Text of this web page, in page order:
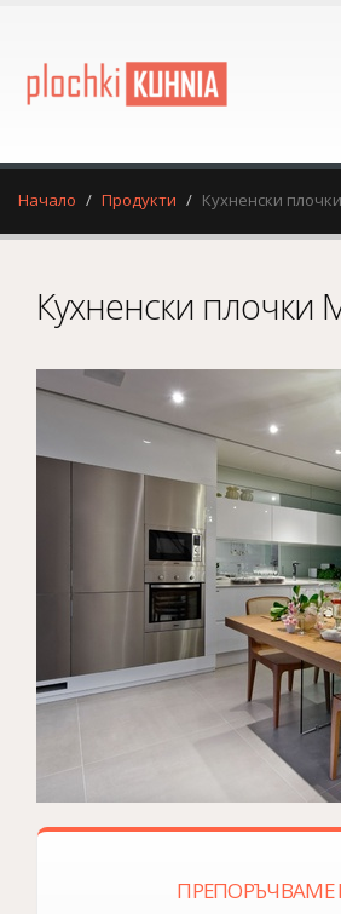
Начало Продукти Кухненски
Кухненски плочки
ПРЕПОРЪЧВАМЕ